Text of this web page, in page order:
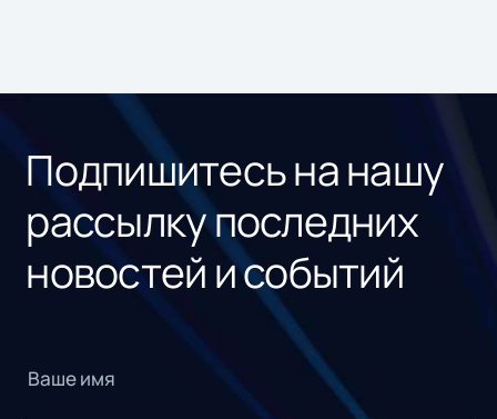
Подпишитесь на нашу
рассылку последних
новостей и событий